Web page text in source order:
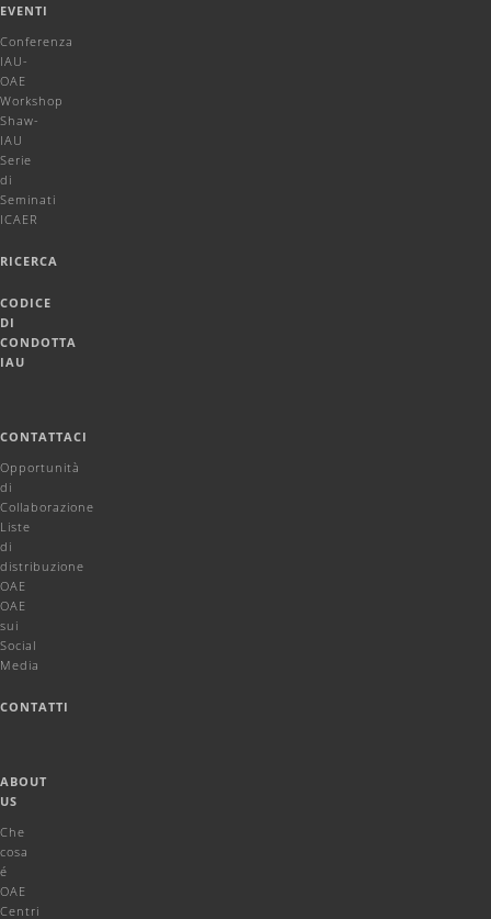
EVENTI
Conferenza
IAU-
OAE
Workshop
Shaw-
IAU
Serie
di
Seminati
ICAER
RICERCA
CODICE
DI
CONDOTTA
IAU
CONTATTACI
Opportunità
di
Collaborazione
Liste
di
distribuzione
OAE
OAE
sui
Social
Media
CONTATTI
ABOUT
US
Che
cosa
é
OAE
Centri